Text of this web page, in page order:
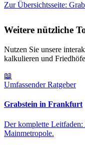
Zur Übersichtsseite:
Weitere nützliche
Nutzen Sie unsere
kalkulieren und
📖
Umfassender Ratgeber
Grabstein in Frankfurt
Der komplette
Mainmetropole.